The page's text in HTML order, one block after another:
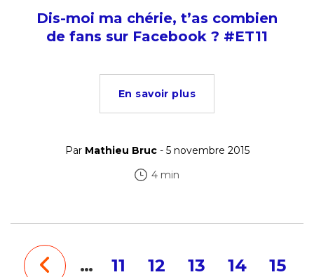
Dis-moi ma chérie, t’as combien
de fans sur Facebook ? #ET11
En savoir plus
Par Mathieu Bruc- 5 novembre 2015
4 min
… 11 12 13 14 15